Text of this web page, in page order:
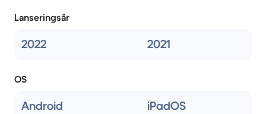
Lanseringsår
2022 2021
OS
Android iPadOS